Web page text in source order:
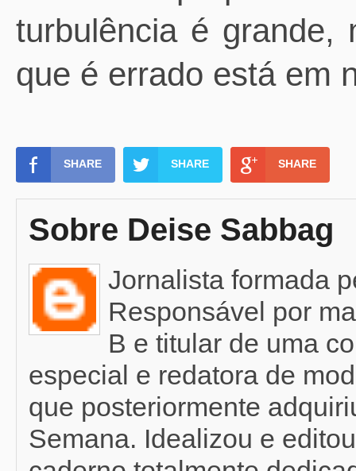
turbulência é
que é errado está em
SHARE SHARE SHARE
Sobre Deise Sabbag
Jornalista formada
Responsável por
B e titular de uma
especial e redatora de
que posteriormente
Semana. Idealizou e